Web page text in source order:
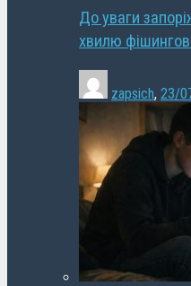
До уваги
хвилю
zapsich, 23/